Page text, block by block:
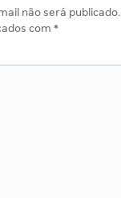
não será publicado.
com *